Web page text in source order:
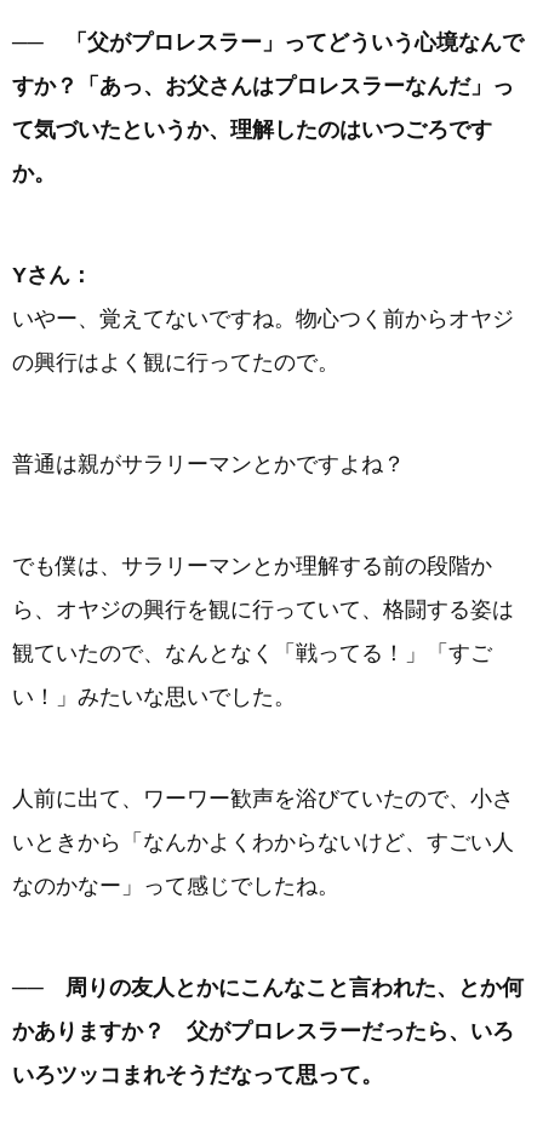
── 「父がプロレスラー」ってどういう心境なんで
すか？「あっ、お父さんはプロレスラーなんだ」っ
て気づいたというか、理解したのはいつごろです
か。
Yさん：
いやー、覚えてないですね。物心つく前からオヤジ
の興行はよく観に行ってたので。
普通は親がサラリーマンとかですよね？
でも僕は、サラリーマンとか理解する前の段階か
ら、オヤジの興行を観に行っていて、格闘する姿は
観ていたので、なんとなく「戦ってる！」「すご
い！」みたいな思いでした。
人前に出て、ワーワー歓声を浴びていたので、小さ
いときから「なんかよくわからないけど、すごい人
なのかなー」って感じでしたね。
── 周りの友人とかにこんなこと言われた、とか何
かありますか？ 父がプロレスラーだったら、いろ
いろツッコまれそうだなって思って。